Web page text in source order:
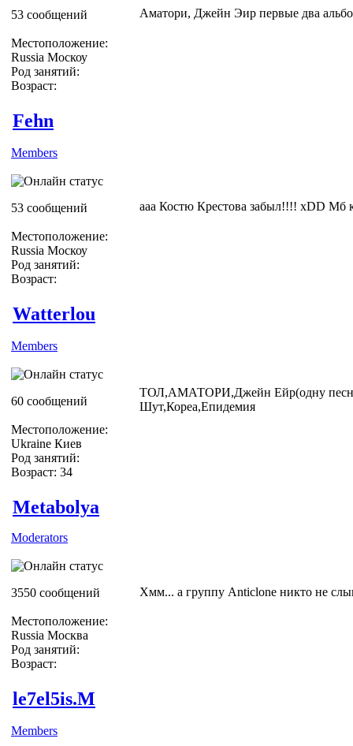
53 сообщений
Местоположение:
Russia Москоу
Род занятий:
Возраст:
Аматори, Джейн Эир первые два
Fehn
Members
53 сообщений
Местоположение:
Russia Москоу
Род занятий:
Возраст:
ааа Костю Крестова забыл!!!! xDD Мб
Watterlou
Members
60 сообщений
Местоположение:
Ukraine Киев
Род занятий:
Возраст: 34
ТОЛ,АМАТОРИ,Джейн Ейр(одну
Шут,Кореа,Епидемия
Metabolya
Moderators
3550 сообщений
Местоположение:
Russia Москва
Род занятий:
Возраст:
Хмм... а группу Anticlone никто не
le7el5is.M
Members